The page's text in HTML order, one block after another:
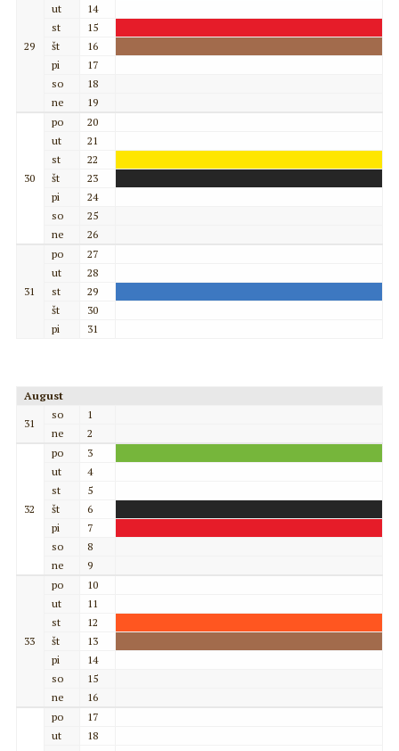
29
ut
14
st
15
št
16
pi
17
so
18
ne
19
30
po
20
ut
21
st
22
št
23
pi
24
so
25
ne
26
31
po
27
ut
28
st
29
št
30
pi
31
August
31
so
1
ne
2
32
po
3
ut
4
st
5
št
6
pi
7
so
8
ne
9
33
po
10
ut
11
st
12
št
13
pi
14
so
15
ne
16
po
17
ut
18